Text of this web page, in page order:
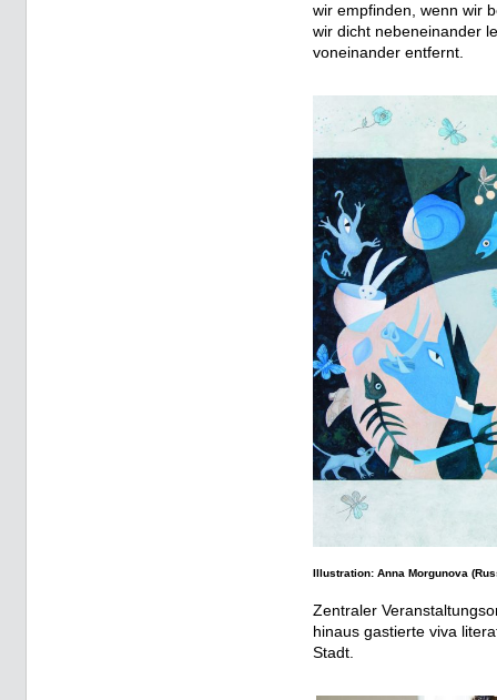
wir empfinden, wenn wir
wir dicht nebeneinander
voneinander entfernt.
Illustration: Anna Morgunova
Zentraler
hinaus gastierte viva
Stadt.